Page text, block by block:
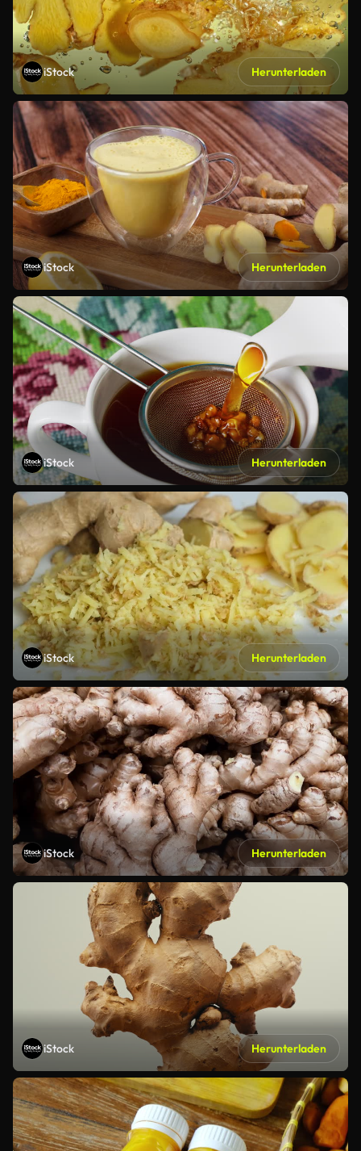
iStock Herunterladen
iStock Herunterladen
iStock Herunterladen
iStock Herunterladen
iStock Herunterladen
iStock Herunterladen